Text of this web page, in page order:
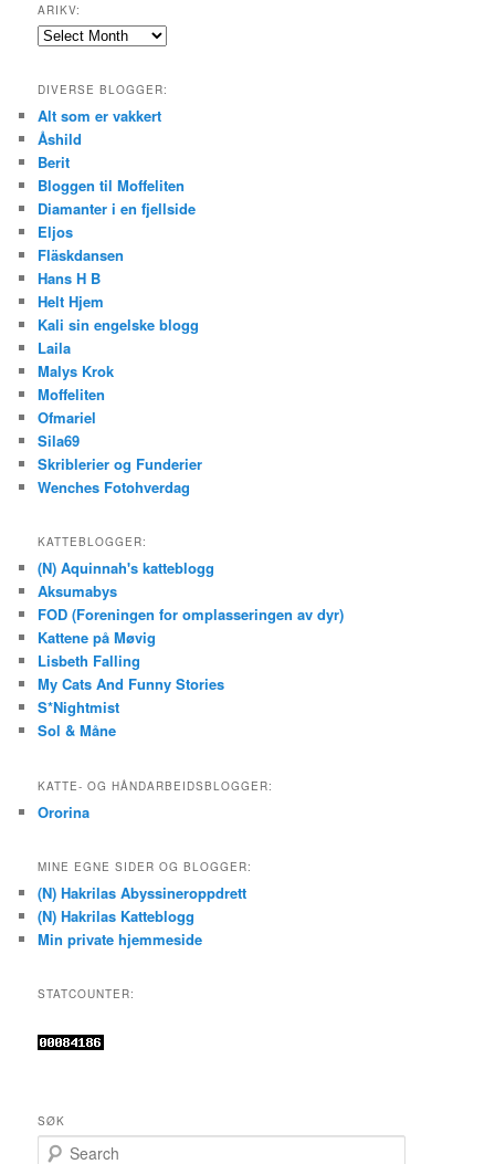
ARIKV:
Arikv:
DIVERSE BLOGGER:
Alt som er vakkert
Åshild
Berit
Bloggen til Moffeliten
Diamanter i en fjellside
Eljos
Fläskdansen
Hans H B
Helt Hjem
Kali sin engelske blogg
Laila
Malys Krok
Moffeliten
Ofmariel
Sila69
Skriblerier og Funderier
Wenches Fotohverdag
KATTEBLOGGER:
(N) Aquinnah's katteblogg
Aksumabys
FOD (Foreningen for omplasseringen av dyr)
Kattene på Møvig
Lisbeth Falling
My Cats And Funny Stories
S*Nightmist
Sol & Måne
KATTE- OG HÅNDARBEIDSBLOGGER:
Ororina
MINE EGNE SIDER OG BLOGGER:
(N) Hakrilas Abyssineroppdrett
(N) Hakrilas Katteblogg
Min private hjemmeside
STATCOUNTER:
SØK